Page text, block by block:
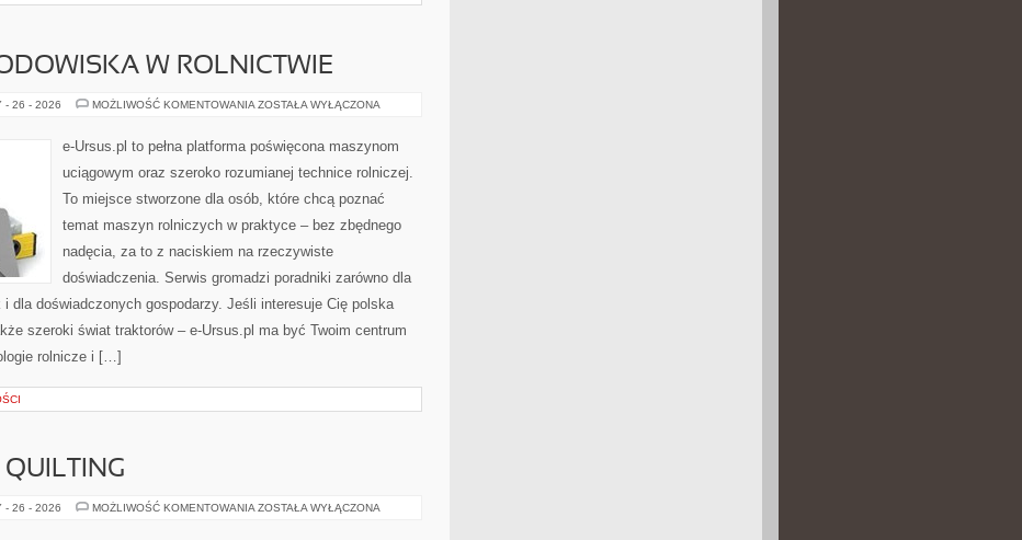
W ROLNICTWIE
- 26 - 2026 MOŻLIWOŚĆ KOMENTOWANIA OCHRONA
ROLNICTWIE
ZOSTAŁA WYŁĄCZONA
e-Ursus.pl to pełna platforma poświęcona maszynom
uciągowym oraz szeroko rozumianej technice rolniczej.
To miejsce stworzone dla osób, które chcą poznać
temat maszyn rolniczych w praktyce – bez zbędnego
nadęcia, za to z naciskiem na rzeczywiste
doświadczenia. Serwis gromadzi poradniki zarówno dla
dla doświadczonych gospodarzy. Jeśli interesuje Cię polska
szeroki świat traktorów – e-Ursus.pl ma być Twoim centrum
rolnicze i […]
QUILTING
- 26 - 2026 MOŻLIWOŚĆ KOMENTOWANIA PATCHWORK
ZOSTAŁA WYŁĄCZONA